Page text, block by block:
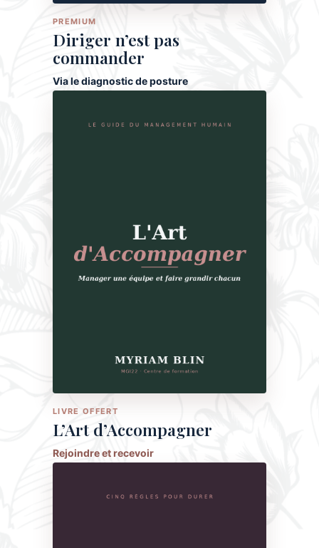
PREMIUM
Diriger n’est pas
commander
Via le diagnostic de posture
LIVRE OFFERT
L’Art d’Accompagner
Rejoindre et recevoir